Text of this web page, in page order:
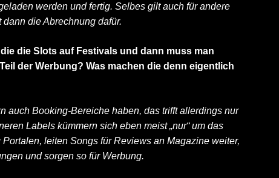
werden und fertig. Selbes gilt auch für andere
die Abrechnung dafür.
die Slots auf Festivals und dann muss man
der Werbung? Was machen die denn eigentlich
auch Booking-Bereiche haben, das trifft allerdings nur
Labels kümmern sich eben meist „nur“ um das
leiten Songs für Reviews an Magazine weiter,
und sorgen so für Werbung.